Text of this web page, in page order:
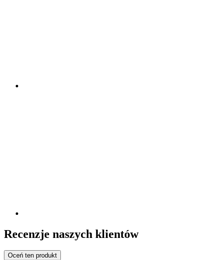
Recenzje naszych klientów
Oceń ten produkt